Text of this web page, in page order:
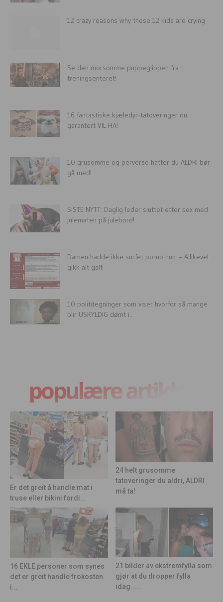
12 crazy reasons why these 12 kids are crying
Se den morsomme puppeglippen fra
treningsenteret!
16 fantastiske kjæledyr-tatoveringer du
garantert VIL HA!
10 grusomme og perverse hatter du ALDRI bør
gå med!
SISTE NYTT: Daglig leder sluttet etter sex med
julematen på julebord!
Damen hadde ikke surfet porno hun – Allikevel
gikk alt galt
10 polititegninger som viser hvorfor så mange
blir USKYLDIG dømt i...
populære artikler
Er det greit å handle mat i
truse eller bikini fordi...
24 helt grusomme
tatoveringer du aldri, ALDRI
må ta!
16 EKLE personer som synes
det er greit handle frokosten
i...
21 bilder av ekstremfylla som
gjør at du dropper fylla
idag.....